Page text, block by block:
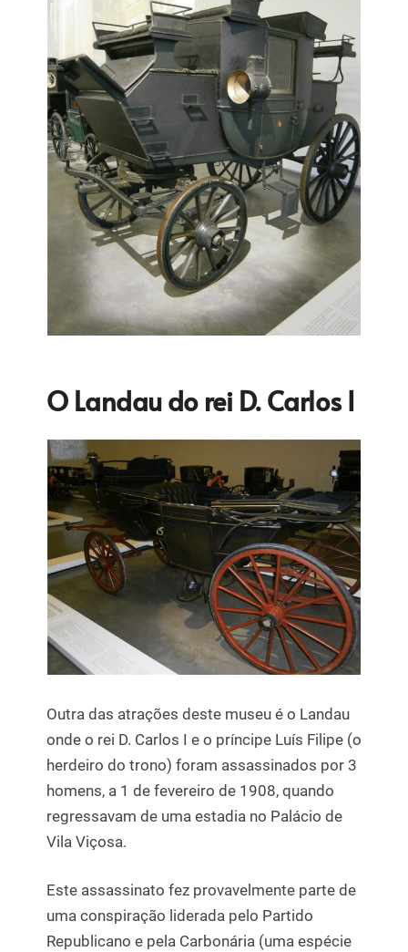
O Landau do rei D. Carlos I
Outra das atrações deste museu é o Landau
onde o rei D. Carlos I e o príncipe Luís Filipe (o
herdeiro do trono) foram assassinados por 3
homens, a 1 de fevereiro de 1908, quando
regressavam de uma estadia no Palácio de
Vila Viçosa.
Este assassinato fez provavelmente parte de
uma conspiração liderada pelo Partido
Republicano e pela Carbonária (uma espécie